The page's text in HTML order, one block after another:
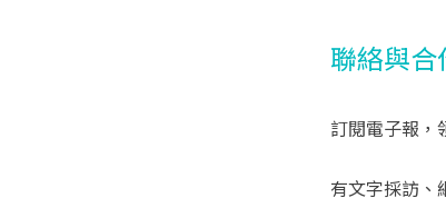
聯絡與合
訂閱電子報，
有文字採訪、